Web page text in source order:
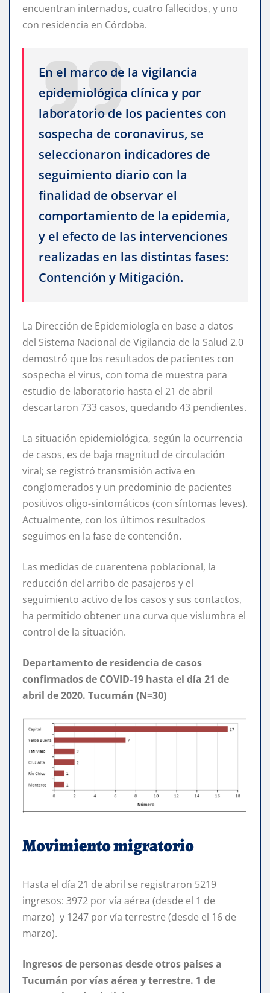
encuentran internados, cuatro fallecidos, y uno
con residencia en Córdoba.
En el marco de la vigilancia
epidemiológica clínica y por
laboratorio de los pacientes con
sospecha de coronavirus, se
seleccionaron indicadores de
seguimiento diario con la
finalidad de observar el
comportamiento de la epidemia,
y el efecto de las intervenciones
realizadas en las distintas fases:
Contención y Mitigación.
La Dirección de Epidemiología en base a datos
del Sistema Nacional de Vigilancia de la Salud 2.0
demostró que los resultados de pacientes con
sospecha el virus, con toma de muestra para
estudio de laboratorio hasta el 21 de abril
descartaron 733 casos, quedando 43 pendientes.
La situación epidemiológica, según la ocurrencia
de casos, es de baja magnitud de circulación
viral; se registró transmisión activa en
conglomerados y un predominio de pacientes
positivos oligo-sintomáticos (con síntomas leves).
Actualmente, con los últimos resultados
seguimos en la fase de contención.
Las medidas de cuarentena poblacional, la
reducción del arribo de pasajeros y el
seguimiento activo de los casos y sus contactos,
ha permitido obtener una curva que vislumbra el
control de la situación.
Departamento de residencia de casos
confirmados de COVID-19 hasta el día 21 de
abril de 2020. Tucumán (N=30)
Movimiento migratorio
Hasta el día 21 de abril se registraron 5219
ingresos: 3972 por vía aérea (desde el 1 de
marzo) y 1247 por vía terrestre (desde el 16 de
marzo).
Ingresos de personas desde otros países a
Tucumán por vías aérea y terrestre. 1 de